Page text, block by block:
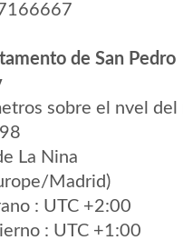
de San Pedro
sobre el nvel del
La Nina
Madrid)
: UTC +2:00
: UTC +1:00